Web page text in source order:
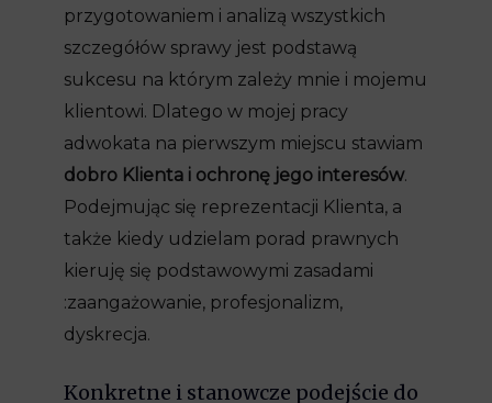
przygotowaniem i analizą wszystkich
szczegółów sprawy jest podstawą
sukcesu na którym zależy mnie i mojemu
klientowi. Dlatego w mojej pracy
adwokata na pierwszym miejscu stawiam
dobro Klienta i ochronę jego interesów.
Podejmując się reprezentacji Klienta, a
także kiedy udzielam porad prawnych
kieruję się podstawowymi zasadami
:zaangażowanie, profesjonalizm,
dyskrecja.
Konkretne i stanowcze podejście do